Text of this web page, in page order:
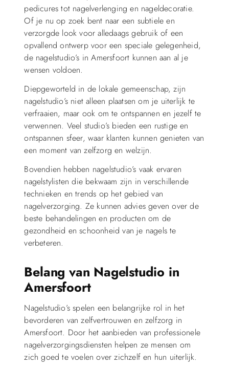
pedicures tot nagelverlenging en nageldecoratie.
Of je nu op zoek bent naar een subtiele en
verzorgde look voor alledaags gebruik of een
opvallend ontwerp voor een speciale gelegenheid,
de nagelstudio’s in Amersfoort kunnen aan al je
wensen voldoen.
Diepgeworteld in de lokale gemeenschap, zijn
nagelstudio’s niet alleen plaatsen om je uiterlijk te
verfraaien, maar ook om te ontspannen en jezelf te
verwennen. Veel studio’s bieden een rustige en
ontspannen sfeer, waar klanten kunnen genieten van
een moment van zelfzorg en welzijn.
Bovendien hebben nagelstudio’s vaak ervaren
nagelstylisten die bekwaam zijn in verschillende
technieken en trends op het gebied van
nagelverzorging. Ze kunnen advies geven over de
beste behandelingen en producten om de
gezondheid en schoonheid van je nagels te
verbeteren.
Belang van Nagelstudio in
Amersfoort
Nagelstudio’s spelen een belangrijke rol in het
bevorderen van zelfvertrouwen en zelfzorg in
Amersfoort. Door het aanbieden van professionele
nagelverzorgingsdiensten helpen ze mensen om
zich goed te voelen over zichzelf en hun uiterlijk.